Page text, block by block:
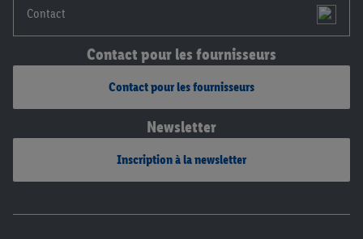
Contact
Contact pour les fournisseurs
Contact pour les fournisseurs
Newsletter
Inscription à la newsletter